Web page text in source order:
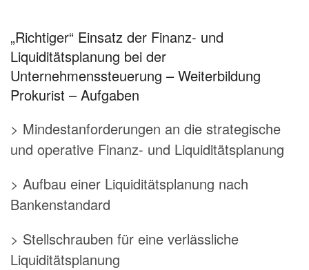
„Richtiger“ Einsatz der Finanz- und
Liquiditätsplanung bei der
Unternehmenssteuerung – Weiterbildung
Prokurist – Aufgaben
> Mindestanforderungen an die strategische
und operative Finanz- und Liquiditätsplanung
> Aufbau einer Liquiditätsplanung nach
Bankenstandard
> Stellschrauben für eine verlässliche
Liquiditätsplanung